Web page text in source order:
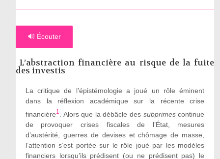
🔊 Écouter
L’abstraction financière au risque de la fuite
des investis
La critique de l’épistémologie a joué un rôleéminent
dans la réflexion académique sur la récente crise
financière1 . Alors que la débâcle des subprimescontinue
de provoquer crises fiscales de l’État, mesures
d’austérité, guerres de devises et chômage de masse,
l’attention s’est portée sur le rôle joué par les modèles
financiers lorsqu’ils prédisent (ou ne prédisent pas) le